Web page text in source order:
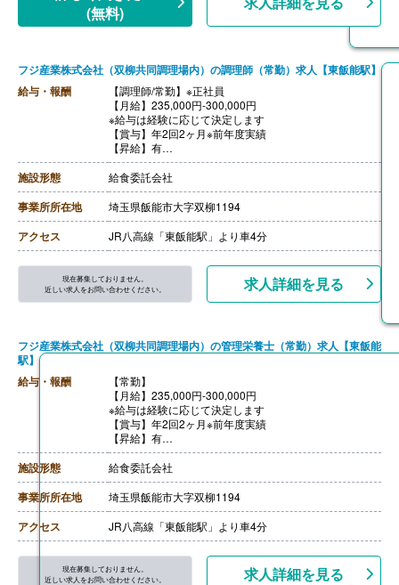
【通勤手当】あり（社内規定あり）
※正規フルタイム社員は無期雇用での採用になります
(無料)
フジ産業株式会社（双柳共同調理場内）の調理師（常勤）求人【東飯能駅】
給与・報酬
【調理師/常勤】※正社員
【月給】235,000円-300,000円
※給与は経験に応じて決定します
【賞与】年2回2ヶ月※前年度実績
【昇給】有
【交通費】あり（実費支給）
【退職金】無し
施設形態 給食委託会社
事業所所在地 埼玉県飯能市大字双柳1194
アクセス JR八高線「東飯能駅」より車4分
現在募集しておりません。
近しい求人をお問い合わせください。
求人詳細を見る
フジ産業株式会社（双柳共同調理場内）の管理栄養士（常勤）求人【東飯能
駅】
給与・報酬
【常勤】
【月給】235,000円-300,000円
※給与は経験に応じて決定します
【賞与】年2回2ヶ月※前年度実績
【昇給】有
【交通費】あり（実費支給）
【退職金】無し
施設形態 給食委託会社
事業所所在地 埼玉県飯能市大字双柳1194
アクセス JR八高線「東飯能駅」より車4分
現在募集しておりません。
近しい求人をお問い合わせください。
求人詳細を見る